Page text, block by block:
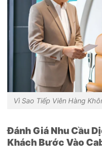
Vì Sao Tiếp Viên Hàng
Đánh Giá Nhu Cầu
Khách Bước Vào